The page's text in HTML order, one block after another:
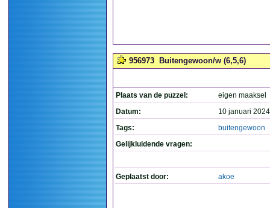
956973 Buitengewoon/w (6,5,6)
Plaats van de puzzel:
eigen maaksel
Datum:
10 januari
Tags:
buitengewoon
Gelijkluidende vragen:
Geplaatst door: akoe